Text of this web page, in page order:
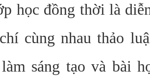
học đồng thời là
cùng nhau thảo
làm sáng tạo và bài